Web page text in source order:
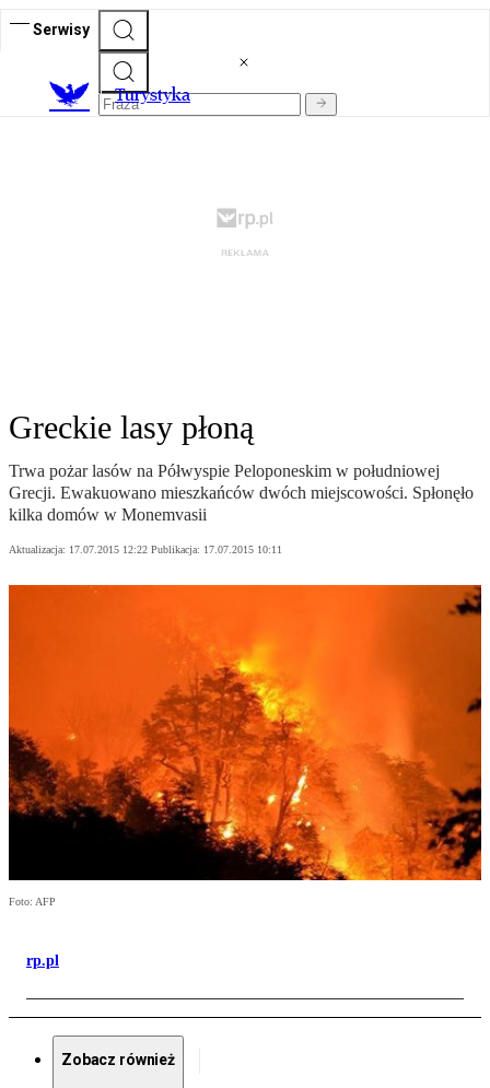
Serwisy
Turystyka
Greckie lasy płoną
Trwa pożar lasów na Półwyspie Peloponeskim w południowej
Grecji. Ewakuowano mieszkańców dwóch miejscowości. Spłonęło
kilka domów w Monemvasii
Aktualizacja: 17.07.2015 12:22 Publikacja: 17.07.2015 10:11
Foto: AFP
rp.pl
Zobacz również